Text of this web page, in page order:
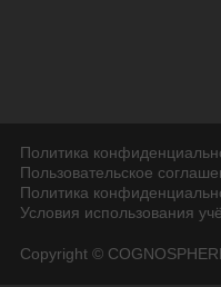
Политика
Пользовательское
Политика
Условия использования
Copyright ©